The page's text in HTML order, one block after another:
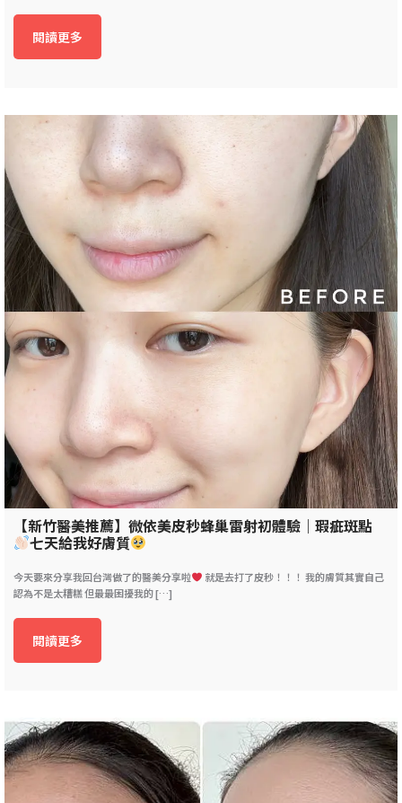
閱讀更多
【新竹醫美推薦】微依美皮秒蜂巢雷射初體驗｜瑕疵斑點
七天給我好膚質
今天要來分享我回台灣做了的醫美分享啦
就是去打了皮秒！！！ 我的膚質其實自己
認為不是太糟糕 但最最困擾我的 […]
閱讀更多